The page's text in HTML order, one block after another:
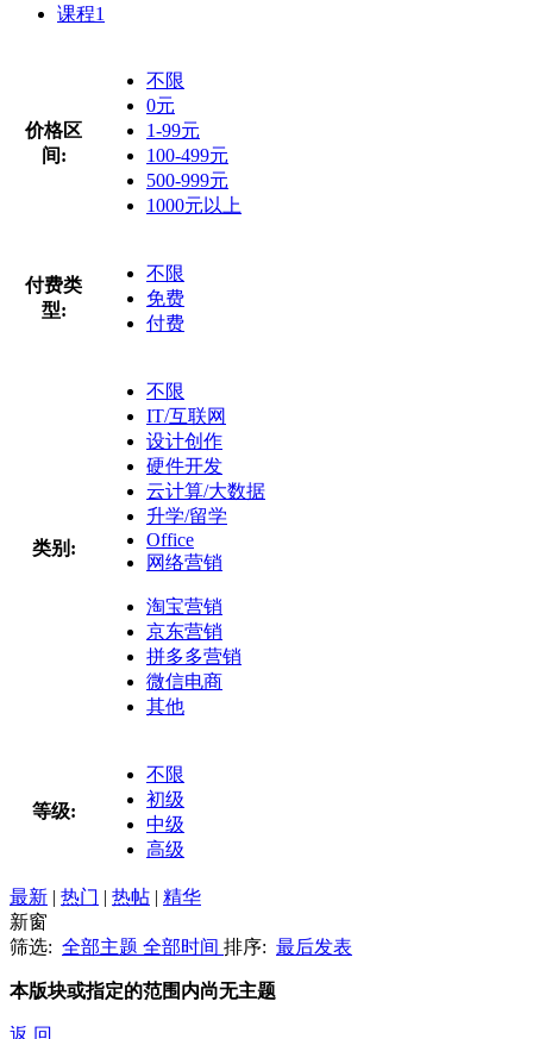
课程1
价格区
间:
不限
0元
1-99元
100-499元
500-999元
1000元以上
付费类
型:
不限
免费
付费
类别:
不限
IT/互联网
设计创作
硬件开发
云计算/大数据
升学/留学
Office
网络营销
淘宝营销
京东营销
拼多多营销
微信电商
其他
等级:
不限
初级
中级
高级
最新 | 热门 | 热帖 | 精华
新窗
筛选: 全部主题 全部时间 排序: 最后发表
本版块或指定的范围内尚无主题
返 回